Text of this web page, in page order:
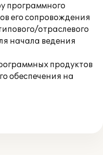
программного
его сопровождения
отраслевого
начала ведения
продуктов
обеспечения на